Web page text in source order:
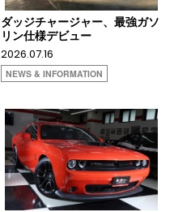
ダッジチャージャー、最強ガソ
リン仕様デビュー
2026.07.16
NEWS & INFORMATION